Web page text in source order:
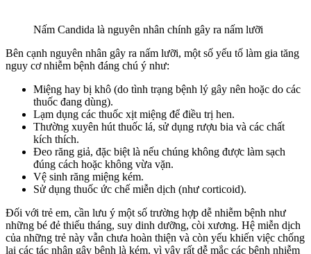
Nấm Candida là nguyên nhân chính gây ra nấm lưỡi
Bên cạnh nguyên nhân gây ra nấm lưỡi, một số yếu tố làm gia tăng
nguy cơ nhiễm bệnh đáng chú ý như:
Miệng hay bị khô (do tình trạng bệnh lý gây nên hoặc do các
thuốc đang dùng).
Lạm dụng các thuốc xịt miệng để điều trị hen.
Thường xuyên hút thuốc lá, sử dụng rượu bia và các chất
kích thích.
Đeo răng giả, đặc biệt là nếu chúng không được làm sạch
đúng cách hoặc không vừa vặn.
Vệ sinh răng miệng kém.
Sử dụng thuốc ức chế miễn dịch (như corticoid).
Đối với trẻ em, cần lưu ý một số trường hợp dễ nhiễm bệnh như
những bé đẻ thiếu tháng, suy dinh dưỡng, còi xương. Hệ miễn dịch
của những trẻ này vẫn chưa hoàn thiện và còn yếu khiến việc chống
lại các tác nhân gây bệnh là kém, vì vậy rất dễ mắc các bệnh nhiễm